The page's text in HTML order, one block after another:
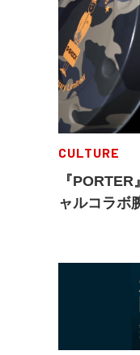
CULTURE
『
ャルコラボ